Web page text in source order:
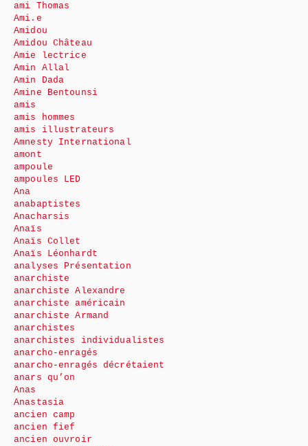
ami Thomas
Ami.e
Amidou
Amidou Château
Amie lectrice
Amin Allal
Amin Dada
Amine Bentounsi
amis
amis hommes
amis illustrateurs
Amnesty International
amont
ampoule
ampoules LED
Ana
anabaptistes
Anacharsis
Anaïs
Anaïs Collet
Anaïs Léonhardt
analyses Présentation
anarchiste
anarchiste Alexandre
anarchiste américain
anarchiste Armand
anarchistes
anarchistes individualistes
anarcho-enragés
anarcho-enragés décrétaient
anars qu’on
Anas
Anastasia
ancien camp
ancien fief
ancien ouvroir